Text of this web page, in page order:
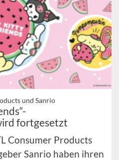
und Sanrio
fortgesetzt
Consumer Products
Sanrio haben ihren